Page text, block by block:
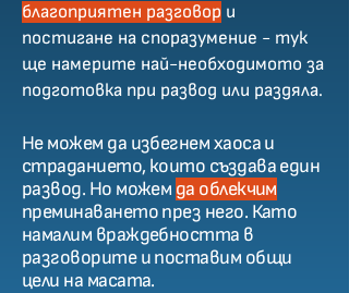
благоприятен разговор и
постигане на споразумение - тук
ще намерите най-необходимото за
подготовка при развод или раздяла.
Не можем да избегнем хаоса и
страданието, които създава един
развод. Но можем да облекчим
преминаването през него. Като
намалим враждебността в
разговорите и поставим общи
цели на масата.